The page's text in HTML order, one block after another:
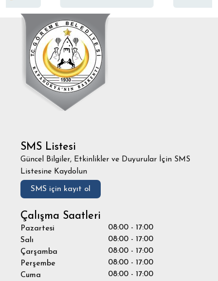
SMS Listesi
Güncel Bilgiler, Etkinlikler ve Duyurular İçin SMS
Listesine Kaydolun
SMS için kayıt ol
Çalışma Saatleri
Pazartesi
08:00 - 17:00
Salı
08:00 - 17:00
Çarşamba
08:00 - 17:00
Perşembe
08:00 - 17:00
Cuma
08:00 - 17:00